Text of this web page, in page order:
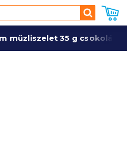
Keresés
müzliszelet 35 g